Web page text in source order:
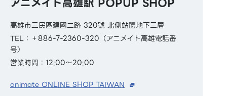
高雄市三民區建國二路 320號 北側站體地下三層
TEL：＋886-7-2360-320（アニメイト高雄電話番
号）
営業時間：12:00～20:00
animate ONLINE SHOP TAIWAN